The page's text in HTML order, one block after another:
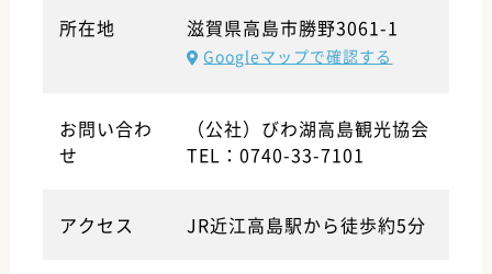
所在地 滋賀県高島市勝野3061-1
Googleマップで確認する
お問い合わ
せ
（公社）びわ湖高島観光協会
TEL：0740-33-7101
アクセス JR近江高島駅から徒歩約5分